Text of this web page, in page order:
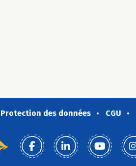
Protection des données CGU